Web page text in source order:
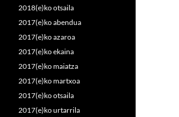
2018(e)ko otsaila
2017(e)ko abendua
2017(e)ko azaroa
2017(e)ko ekaina
2017(e)ko maiatza
2017(e)ko martxoa
2017(e)ko otsaila
2017(e)ko urtarrila